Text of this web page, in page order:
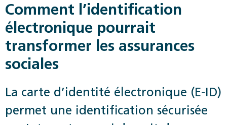
Comment l’identification
électronique pourrait
transformer les assurances
sociales
La carte d’identité électronique (E-ID)
permet une identification sécurisée